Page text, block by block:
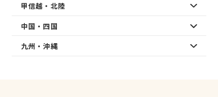
甲信越・北陸
中国・四国
九州・沖縄